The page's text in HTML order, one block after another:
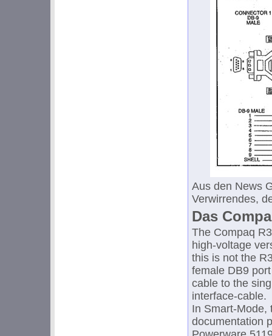
Aus den News
Verwirrendes,
Das
The Compaq
high-voltage
this is not the
female DB9
cable to the
interface-cable.
In Smart-Mode,
documentation